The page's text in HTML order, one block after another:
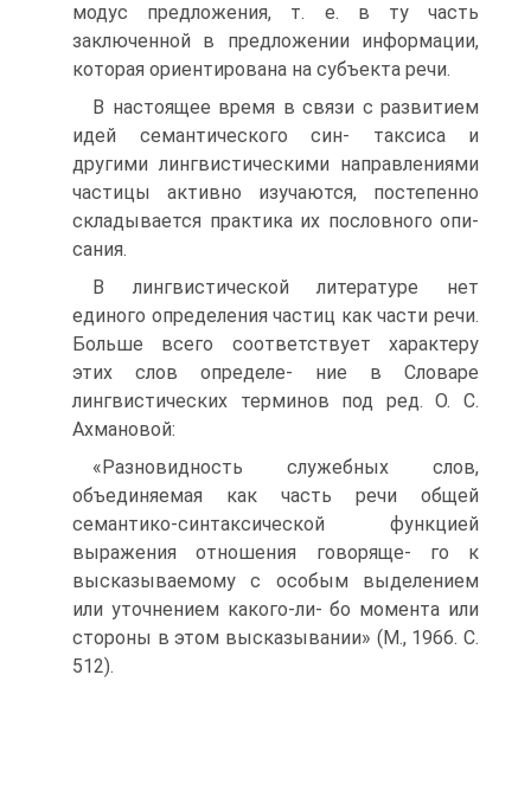
модус предложения, т. е. в ту часть
заключенной в предложении информации,
которая ориентирована на субъекта речи.
В настоящее время в связи с развитием
идей семантического син- таксиса и
другими лингвистическими направлениями
частицы активно изучаются, постепенно
складывается практика их пословного опи-
сания.
В лингвистической литературе нет
единого определения частиц как части речи.
Больше всего соответствует характеру
этих слов определе- ние в Словаре
лингвистических терминов под ред. О. С.
Ахмановой:
«Разновидность служебных слов,
объединяемая как часть речи общей
семантико-синтаксической функцией
выражения отношения говоряще- го к
высказываемому с особым выделением
или уточнением какого-ли- бо момента или
стороны в этом высказывании» (М., 1966. С.
512).